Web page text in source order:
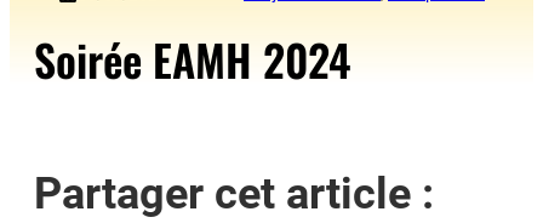
Soirée EAMH 2024
Partager cet article :